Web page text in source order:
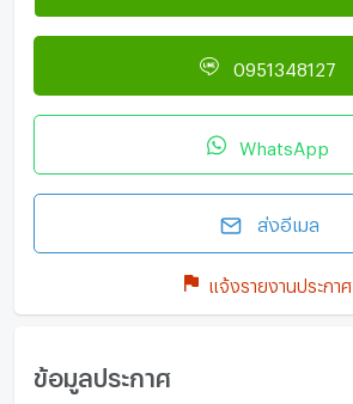
0951348127
WhatsApp
ส่งอีเมล
แจ้งรายงานประกาศ
ข้อมูลประกาศ